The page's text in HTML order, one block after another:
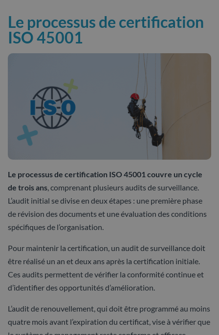
Le processus de certification
ISO 45001
Le processus de certification ISO 45001 couvre un cycle
de trois ans, comprenant plusieurs audits de surveillance.
L’audit initial se divise en deux étapes : une première phase
de révision des documents et une évaluation des conditions
spécifiques de l’organisation.
Pour maintenir la certification, un audit de surveillance doit
être réalisé un an et deux ans après la certification initiale.
Ces audits permettent de vérifier la conformité continue et
d’identifier des opportunités d’amélioration.
L’audit de renouvellement, qui doit être programmé au moins
quatre mois avant l’expiration du certificat, vise à vérifier que